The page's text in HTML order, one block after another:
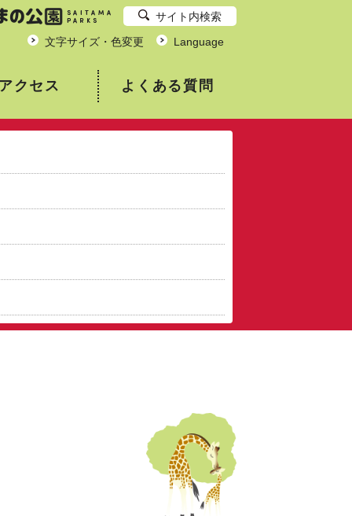
サイト内検索
文字サイズ・色変更
Language
クセス よくある質問